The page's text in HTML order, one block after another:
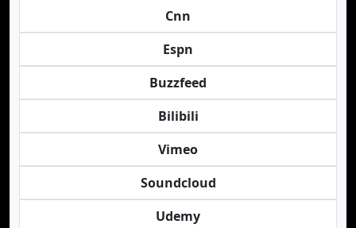
Cnn
Espn
Buzzfeed
Bilibili
Vimeo
Soundcloud
Udemy